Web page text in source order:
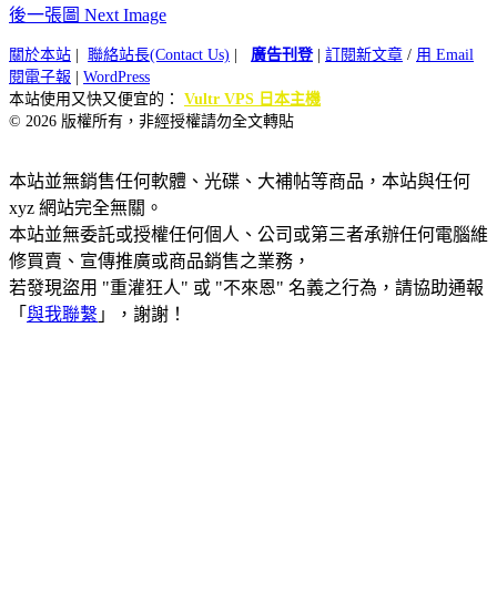
後一張圖 Next Image
關於本站 聯絡站長(Contact Us) 廣告刊登| 訂閱新文章 / 用 Email
閱電子報
WordPress
本站使用又快又便宜的： Vultr VPS 日本主機
© 2026 版權所有，非經授權請勿全文轉貼
本站並無銷售任何軟體、光碟、大補帖等商品，本站與任何
xyz 網站完全無關。
本站並無委託或授權任何個人、公司或第三者承辦任何電腦維
修買賣、宣傳推廣或商品銷售之業務，
若發現盜用 "重灌狂人" 或 "不來恩" 名義之行為，請協助通報
「 與我聯繫 」，謝謝！